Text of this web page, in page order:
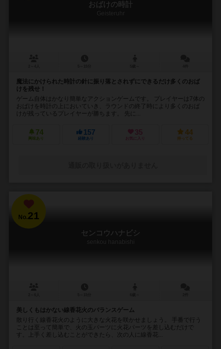
おばけの時計
Geisteruhr
魔法にかけられた時計の針に振り落とされずにできるだけ多くのおば
けを残せ！
ゲーム自体はかなり簡単なアクションゲームです。 プレイヤーは7体の
おばけを時計の上においていき、ラウンドの終了時により多くのおば
けが残っているプレイヤーが勝ちます。 先に...
74
興味あり
157
経験あり
35
お気に入り
44
持ってる
No.21
センコウハナビシ
senkou hanabishi
美しくもはかない線香花火のバランスゲーム
散り行く線香花火のように大きな火花を咲かせましょう。 手番で行う
ことは至って簡単で、火の玉パーツに火花パーツを差し込むだけで
す。上手く差し込むことができたら、次の人に線香花...